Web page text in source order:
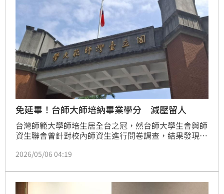
免延畢！台師大師培納畢業學分 減壓留人
台灣師範大學師培生居全台之冠，然台師大學生會與師
資生聯會曾針對校內師資生進行問卷調查，結果發現近
學期起「教育專業課程」正式納入學士班畢業學分計
成率。
2026/05/06 04:19